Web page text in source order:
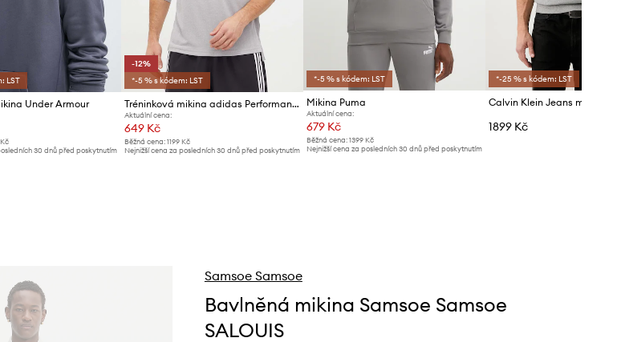
LST
Under Armour
30 dnů před poskytnutím
-12%
*-5 % s kódem: LST
Tréninková mikina adidas Performance Training Essentials
Aktuální cena:
649 Kč
Běžná cena: 1199 Kč
Nejnižší cena za posledních 30 dnů před poskytnutím
*-5 % s kódem: LST
Mikina Puma
Aktuální cena:
679 Kč
Běžná cena:1399 Kč
Nejnižší cena za posledních 30 dnů před poskytnutím
*-25 % s kódem: LST
1899 Kč
Samsoe Samsoe
Bavlněná mikina Samsoe Samsoe
SALOUIS